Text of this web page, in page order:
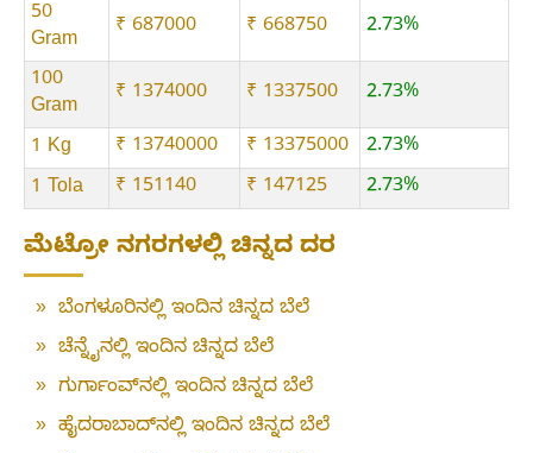
50
Gram
₹ 687000 ₹ 668750 2.73%
100
Gram
₹ 1374000 ₹ 1337500 2.73%
1 Kg ₹ 13740000 ₹ 13375000
2.73%
1 Tola
₹ 151140 ₹ 147125 2.73%
ಮೆಟ್ರೋ ನಗರಗಳಲ್ಲಿ ಚಿನ್ನದ ದರ
» ಬೆಂಗಳೂರಿನಲ್ಲಿ ಇಂದಿನ ಚಿನ್ನದ ಬೆಲೆ
» ಚೆನ್ನೈನಲ್ಲಿ ಇಂದಿನ ಚಿನ್ನದ ಬೆಲೆ
» ಗುರ್ಗಾಂವ್‌ನಲ್ಲಿ ಇಂದಿನ ಚಿನ್ನದ ಬೆಲೆ
» ಹೈದರಾಬಾದ್‌ನಲ್ಲಿ ಇಂದಿನ ಚಿನ್ನದ ಬೆಲೆ